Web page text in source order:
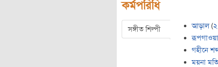
কর্মপরিধি
সঙ্গীত শিল্পী আড়াল(
গহীনে
ময়না